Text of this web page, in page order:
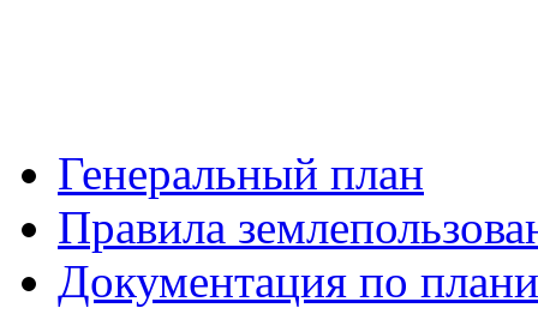
Генеральный план
Правила
Документация по